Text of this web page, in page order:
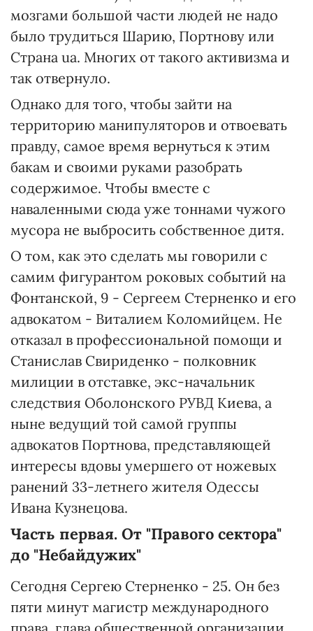
мозгами большой части людей не надо
было трудиться Шарию, Портнову или
Страна ua. Многих от такого активизма и
так отвернуло.
Однако для того, чтобы зайти на
территорию манипуляторов и отвоевать
правду, самое время вернуться к этим
бакам и своими руками разобрать
содержимое. Чтобы вместе с
наваленными сюда уже тоннами чужого
мусора не выбросить собственное дитя.
О том, как это сделать мы говорили с
самим фигурантом роковых событий на
Фонтанской, 9 - Сергеем Стерненко и его
адвокатом - Виталием Коломийцем. Не
отказал в профессиональной помощи и
Станислав Свириденко - полковник
милиции в отставке, экс-начальник
следствия Оболонского РУВД Киева, а
ныне ведущий той самой группы
адвокатов Портнова, представляющей
интересы вдовы умершего от ножевых
ранений 33-летнего жителя Одессы
Ивана Кузнецова.
Часть первая. От "Правого сектора"
до "Небайдужих"
Сегодня Сергею Стерненко - 25. Он без
пяти минут магистр международного